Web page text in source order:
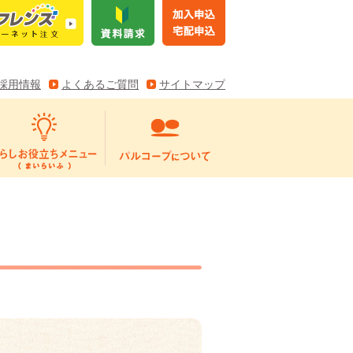
用情報 よくあるご質問 サイトマップ